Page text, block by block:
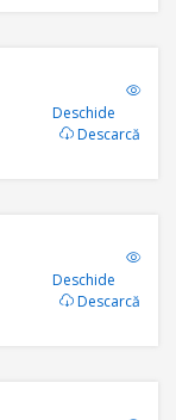
Deschide
Descarcă
Deschide
Descarcă